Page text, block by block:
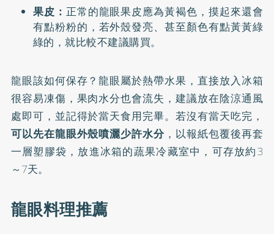
果皮： 正常的龍眼果皮應為黃褐色，摸起來還會
有點粉粉的，若外殼發亮、甚至顏色有點黃黃綠
綠的，就比較不建議購買。
龍眼該如何保存？龍眼屬於熱帶水果，直接放入冰箱
很容易凍傷，果肉水分也會流失，建議放在陰涼通風
處即可，並記得於當天食用完畢。若沒有當天吃完，
可以先在龍眼外殼噴灑少許水分 ，以報紙包覆後再套
一層塑膠袋，放進冰箱的蔬果冷藏室中，可存放約3
～7天。
龍眼料理推薦